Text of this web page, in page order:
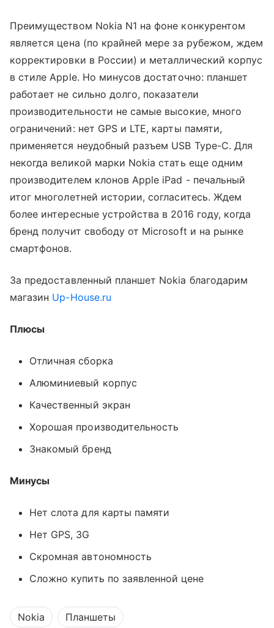
Преимуществом Nokia N1 на фоне конкурентом
является цена (по крайней мере за рубежом, ждем
корректировки в России) и металлический корпус
в стиле Apple. Но минусов достаточно: планшет
работает не сильно долго, показатели
производительности не самые высокие, много
ограничений: нет GPS и LTE, карты памяти,
применяется неудобный разъем USB Type-C. Для
некогда великой марки Nokia стать еще одним
производителем клонов Apple iPad - печальный
итог многолетней истории, согласитесь. Ждем
более интересные устройства в 2016 году, когда
бренд получит свободу от Microsoft и на рынке
смартфонов.
За предоставленный планшет Nokia благодарим
магазин Up-House.ru
Плюсы
Отличная сборка
Алюминиевый корпус
Качественный экран
Хорошая производительность
Знакомый бренд
Минусы
Нет слота для карты памяти
Нет GPS, 3G
Скромная автономность
Сложно купить по заявленной цене
Nokia Планшеты